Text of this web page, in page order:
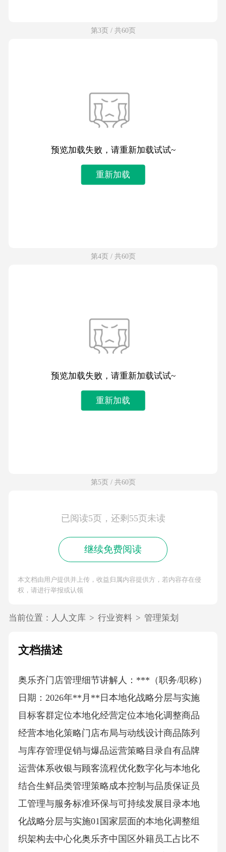
第3页 / 共60页
预览加载失败，请重新加载试试~
重新加载
第4页 / 共60页
预览加载失败，请重新加载试试~
重新加载
第5页 / 共60页
已阅读5页，还剩55页未读
继续免费阅读
本文档由用户提供并上传，收益归属内容提供方，若内容存在侵
权，请进行举报或认领
当前位置： 人人文库 > 行业资料 > 管理策划
文档描述
奥乐齐门店管理细节讲解人：***（职务/职称）
日期：2026年**月**日本地化战略分层与实施
目标客群定位本地化经营定位本地化调整商品
经营本地化策略门店布局与动线设计商品陈列
与库存管理促销与爆品运营策略目录自有品牌
运营体系收银与顾客流程优化数字化与本地化
结合生鲜品类管理策略成本控制与品质保证员
工管理与服务标准环保与可持续发展目录本地
化战略分层与实施01国家层面的本地化调整组
织架构去中心化奥乐齐中国区外籍员工占比不